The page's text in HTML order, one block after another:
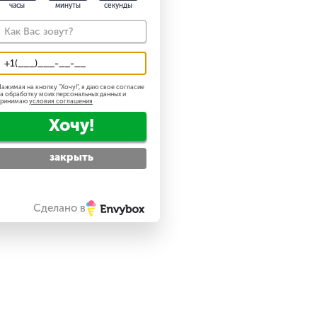
часы минуты секунды
на кнопку "Хочу!", я даю свое согласие
обработку моих персональных данных и
условия соглашения
Хочу!
закрыть
Сделано в